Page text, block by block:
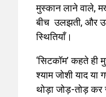
मुस्कान लाने वाले,
बीच उलझती, और
स्थितियाँ।
‘सिटकॉम’ कहते ही
श्याम जोशी याद
थोड़ा जोड़-तोड़ कर